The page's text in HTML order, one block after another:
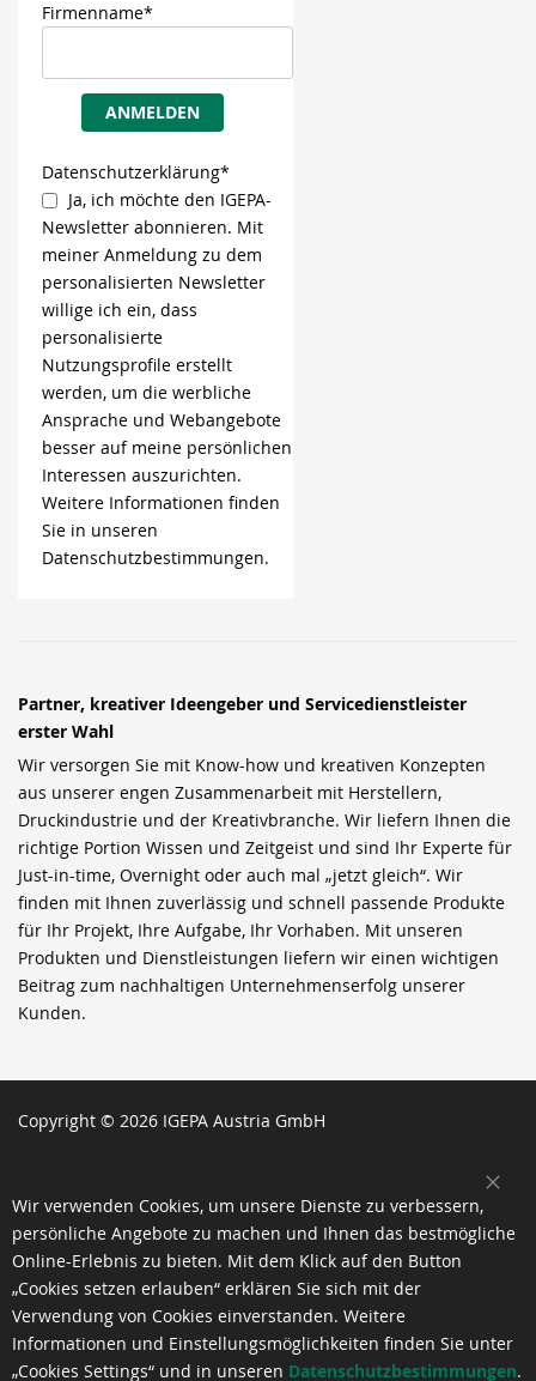
Firmenname*
ANMELDEN
Datenschutzerklärung*
Ja, ich möchte den IGEPA-
Newsletter abonnieren. Mit
meiner Anmeldung zu dem
personalisierten Newsletter
willige ich ein, dass
personalisierte
Nutzungsprofile erstellt
werden, um die werbliche
Ansprache und Webangebote
besser auf meine persönlichen
Interessen auszurichten.
Weitere Informationen finden
Sie in unseren
Datenschutzbestimmungen.
Partner, kreativer Ideengeber und Servicedienstleister
erster Wahl
Wir versorgen Sie mit Know-how und kreativen Konzepten
aus unserer engen Zusammenarbeit mit Herstellern,
Druckindustrie und der Kreativbranche. Wir liefern Ihnen die
richtige Portion Wissen und Zeitgeist und sind Ihr Experte für
Just-in-time, Overnight oder auch mal „jetzt gleich“. Wir
finden mit Ihnen zuverlässig und schnell passende Produkte
für Ihr Projekt, Ihre Aufgabe, Ihr Vorhaben. Mit unseren
Produkten und Dienstleistungen liefern wir einen wichtigen
Beitrag zum nachhaltigen Unternehmenserfolg unserer
Kunden.
Copyright © 2026 IGEPA Austria GmbH
Wir verwenden Cookies, um unsere Dienste zu verbessern,
persönliche Angebote zu machen und Ihnen das bestmögliche
Online-Erlebnis zu bieten. Mit dem Klick auf den Button
„Cookies setzen erlauben“ erklären Sie sich mit der
Verwendung von Cookies einverstanden. Weitere
Informationen und Einstellungsmöglichkeiten finden Sie unter
„Cookies Settings“ und in unseren Datenschutzbestimmungen.